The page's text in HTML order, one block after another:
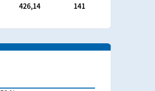
426,14 141